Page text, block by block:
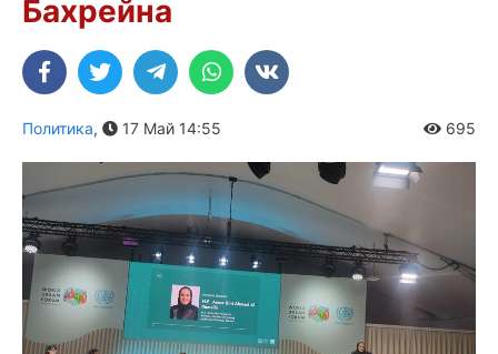
Бахрейна
Политика, 17 Май 14:55 695